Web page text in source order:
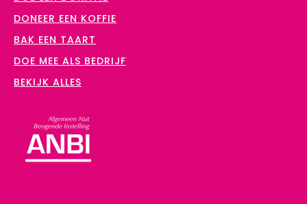
DONEER EEN KOFFIE
BAK EEN TAART
DOE MEE ALS BEDRIJF
BEKIJK ALLES